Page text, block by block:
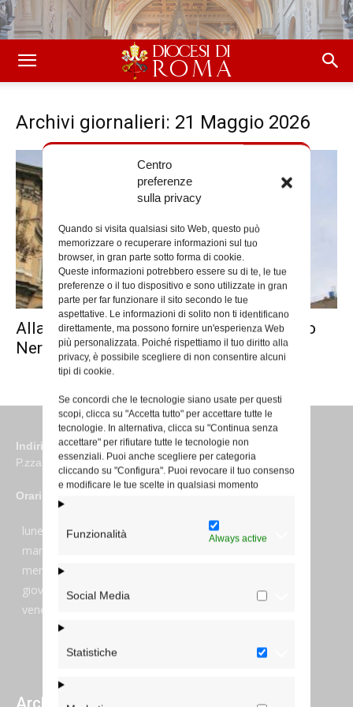
Centro
preferenze
sulla privacy
Quando si visita qualsiasi sito Web, questo può
memorizzare o recuperare informazioni sul tuo
browser, in gran parte sotto forma di cookie.
Queste informazioni potrebbero essere su di te, le tue
preferenze o il tuo dispositivo e sono utilizzate in gran
parte per far funzionare il sito secondo le tue
aspettative. Le informazioni di solito non ti identificano
direttamente, ma possono fornire un'esperienza Web
più personalizzata. Poiché rispettiamo il tuo diritto alla
privacy, è possibile scegliere di non consentire alcuni
tipi di cookie.
Se concordi che le tecnologie siano usate per questi
scopi, clicca su "Accetta tutto" per accettare tutte le
tecnologie. In alternativa, clicca su "Continua senza
accettare" per rifiutare tutte le tecnologie non
essenziali. Puoi anche scegliere per categoria
cliccando su "Configura". Puoi revocare il tuo consenso
e modificare le tue scelte in qualsiasi momento
Funzionalità Always active
Social Media
Statistiche
Archivi giornalieri: 21 Maggio 2026
Alla Chiesa Nuova la Festa di San Filippo
Neri
Indirizzo
P.zza S. Giovanni in Laterano 6 00184 Roma
Orari
lunedi:
7:45–13:45
martedi:
mercoledi:
giovedi:
7:45–13:45
venerdi: